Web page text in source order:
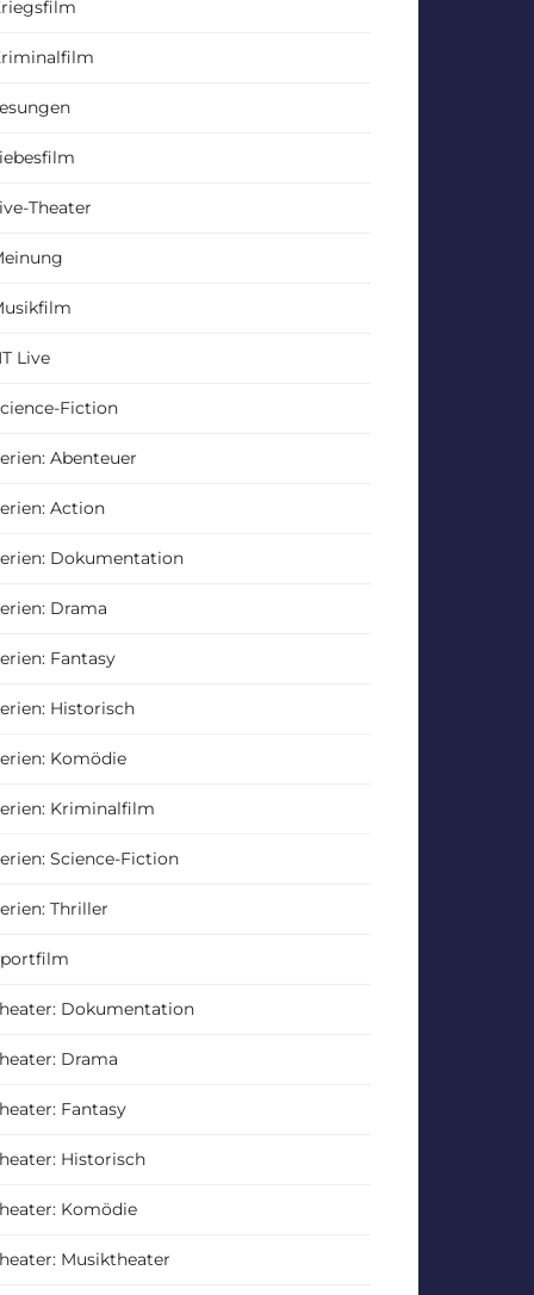
Theater
Live
Fiction
Abenteuer
Action
Dokumentation
Drama
Fantasy
Historisch
Komödie
Kriminalfilm
Science-Fiction
Thriller
Dokumentation
Drama
Fantasy
Historisch
Komödie
Musiktheater